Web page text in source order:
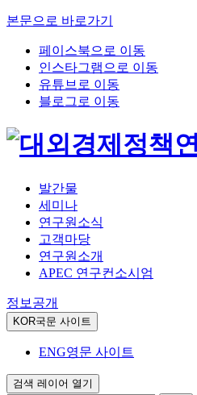
본문으로 바로가기
페이스북으로 이동
인스타그램으로 이동
유튜브로 이동
블로그로 이동
발간물
세미나
연구원소식
고객마당
연구원소개
APEC 연구컨소시엄
정보공개
KOR국문 사이트
ENG영문 사이트
검색 레이어 열기